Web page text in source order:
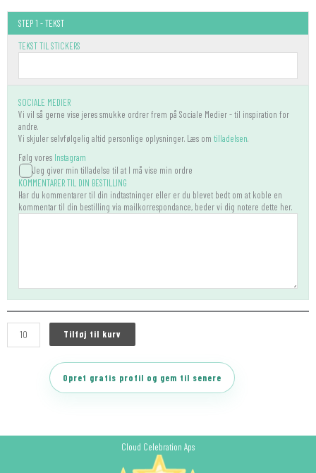
STEP 1 - TEKST
TEKST TIL STICKERS
SOCIALE MEDIER
Vi vil så gerne vise jeres smukke ordrer frem på Sociale Medier - til inspiration for
andre.
Vi skjuler selvfølgelig altid personlige oplysninger. Læs om tilladelsen.
Følg vores Instagram
Jeg giver min tilladelse til at I må vise min ordre
KOMMENTARER TIL DIN BESTILLING
Har du kommentarer til din indtastninger eller er du blevet bedt om at koble en
kommentar til din bestilling via mailkorrespondance, beder vi dig notere dette her.
Arnold
antal
Tilføj til kurv
Opret gratis profil og gem til senere
Cloud Celebration Aps